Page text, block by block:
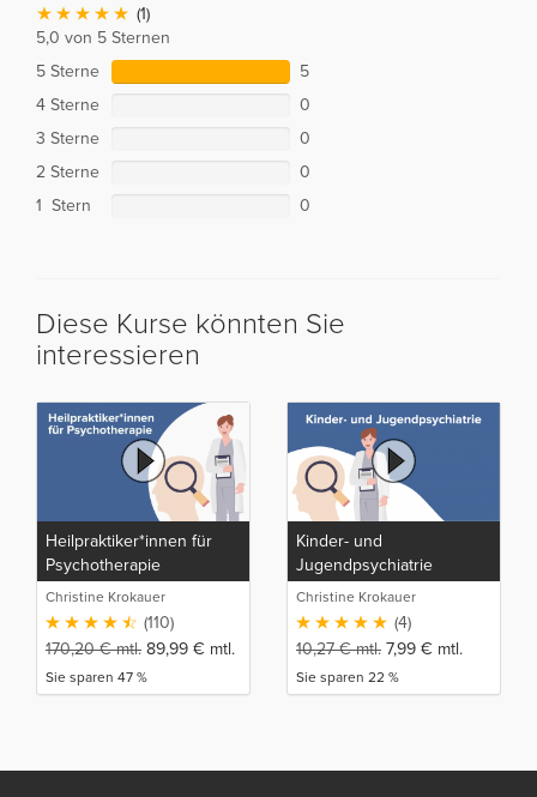
(1)
5,0 von 5 Sternen
5 Sterne
5
4 Sterne
0
3 Sterne
0
2 Sterne
0
1 Stern
0
Diese Kurse könnten Sie
interessieren
Heilpraktiker*innen für
Psychotherapie
Christine Krokauer
(110)
170,20€mtl. 89,99 € mtl.
Sie sparen 47 %
Kinder- und
Jugendpsychiatrie
Christine Krokauer
(4)
10,27€mtl. 7,99 € mtl.
Sie sparen 22 %